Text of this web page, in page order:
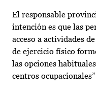
El responsable
intención es que las
acceso a actividades
de ejercicio físico
las opciones
centros